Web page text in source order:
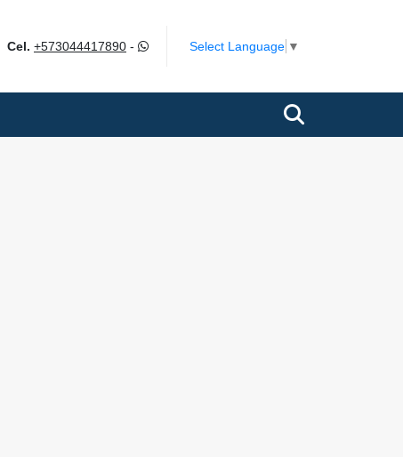
Cel. +573044417890- Select Language ▼